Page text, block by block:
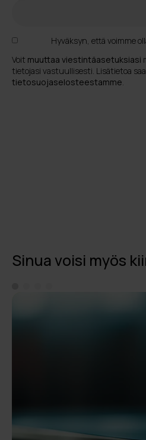
Hyväksyn, että voimme
Voit muuttaa viestintäasetuksiasi
tietojasi vastuullisesti. Lisätietoa
tietosuojaselosteestamme.
Sinua voisi myös